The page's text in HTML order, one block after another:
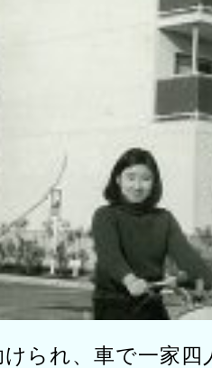
られ、車で一家四